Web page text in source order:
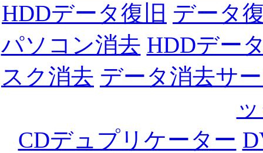
HDDデータ復旧 データ
パソコン消去 HDDデー
スク消去 データ消去サ
CDデュプリケーター